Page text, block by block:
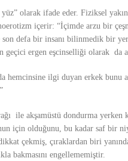
olarak ifade eder. Fiziksel
içerir: “İçimde arzu bir
defa bir insanı bilinmedik bir
geçici ergen eşcinselliği olarak da
hemcinsine ilgi duyan erkek bunu
ile akşamüstü dondurma yerken
için olduğunu, bu kadar saf bir
çekmiş, çıraklardan biri
bakmasını engellememiştir.